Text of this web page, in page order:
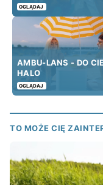
OGLĄDAJ
AMBU-LANS - DO
HALO
OGLĄDAJ
TO MOŻE CIĘ